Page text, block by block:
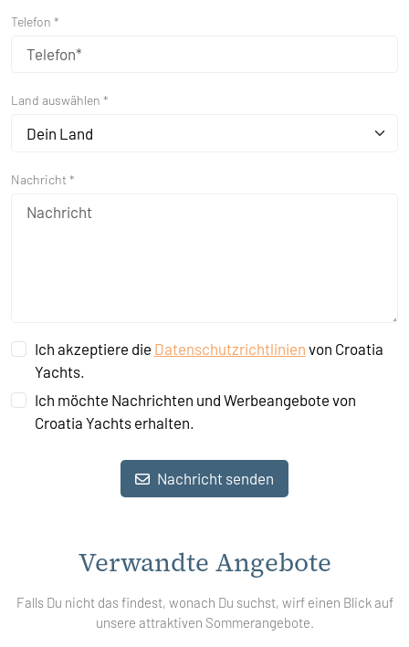
Telefon *
Land auswählen *
Dein Land
Nachricht *
Ich akzeptiere die Datenschutzrichtlinien von Croatia
Yachts.
Ich möchte Nachrichten und Werbeangebote von
Croatia Yachts erhalten.
Nachricht senden
Verwandte Angebote
Falls Du nicht das findest, wonach Du suchst, wirf einen Blick auf
unsere attraktiven Sommerangebote.